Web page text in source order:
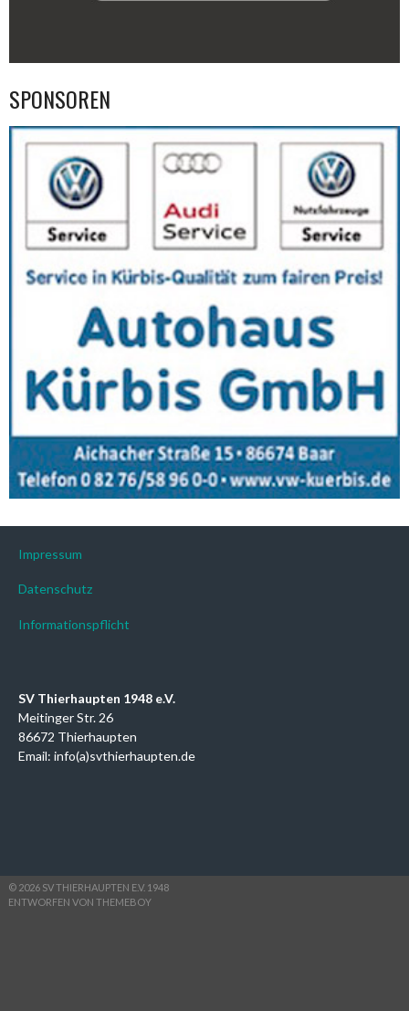
SPONSOREN
Impressum
Datenschutz
Informationspflicht
SV Thierhaupten 1948 e.V.
Meitinger Str. 26
86672 Thierhaupten
Email: info(a)svthierhaupten.de
© 2026 SV THIERHAUPTEN E.V. 1948
ENTWORFEN VON THEMEBOY